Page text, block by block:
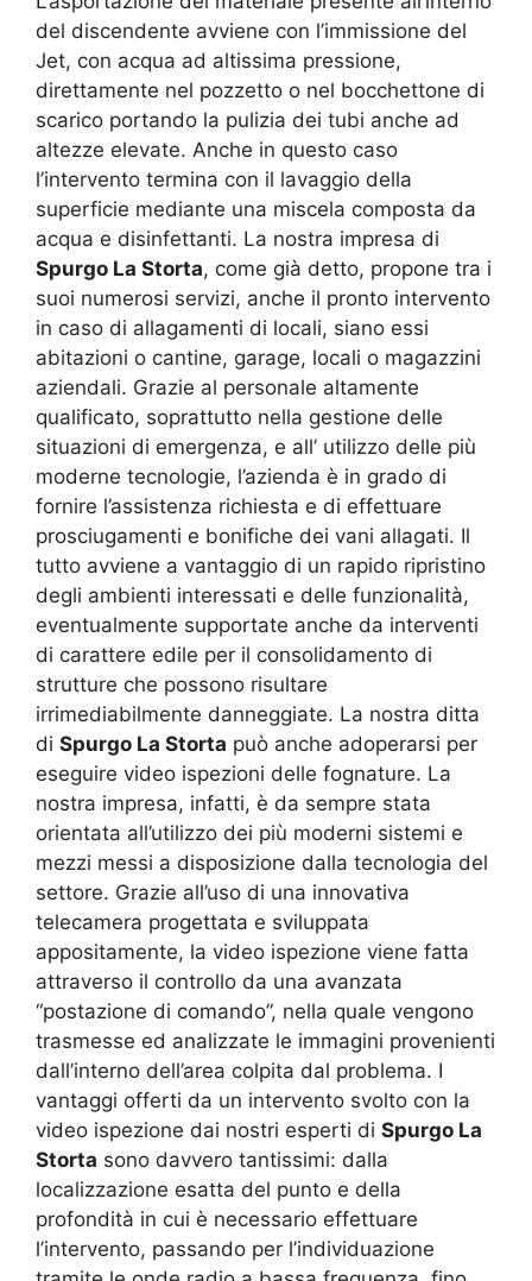
del discendente avviene con l’immissione del
Jet, con acqua ad altissima pressione,
direttamente nel pozzetto o nel bocchettone di
scarico portando la pulizia dei tubi anche ad
altezze elevate. Anche in questo caso
l’intervento termina con il lavaggio della
superficie mediante una miscela composta da
acqua e disinfettanti. La nostra impresa di
Spurgo La Storta, come già detto, propone tra i
suoi numerosi servizi, anche il pronto intervento
in caso di allagamenti di locali, siano essi
abitazioni o cantine, garage, locali o magazzini
aziendali. Grazie al personale altamente
qualificato, soprattutto nella gestione delle
situazioni di emergenza, e all’ utilizzo delle più
moderne tecnologie, l’azienda è in grado di
fornire l’assistenza richiesta e di effettuare
prosciugamenti e bonifiche dei vani allagati. Il
tutto avviene a vantaggio di un rapido ripristino
degli ambienti interessati e delle funzionalità,
eventualmente supportate anche da interventi
di carattere edile per il consolidamento di
strutture che possono risultare
irrimediabilmente danneggiate. La nostra ditta
di Spurgo La Storta può anche adoperarsi per
eseguire video ispezioni delle fognature. La
nostra impresa, infatti, è da sempre stata
orientata all’utilizzo dei più moderni sistemi e
mezzi messi a disposizione dalla tecnologia del
settore. Grazie all’uso di una innovativa
telecamera progettata e sviluppata
appositamente, la video ispezione viene fatta
attraverso il controllo da una avanzata
“postazione di comando”, nella quale vengono
trasmesse ed analizzate le immagini provenienti
dall’interno dell’area colpita dal problema. I
vantaggi offerti da un intervento svolto con la
video ispezione dai nostri esperti di Spurgo La
Storta sono davvero tantissimi: dalla
localizzazione esatta del punto e della
profondità in cui è necessario effettuare
l’intervento, passando per l’individuazione